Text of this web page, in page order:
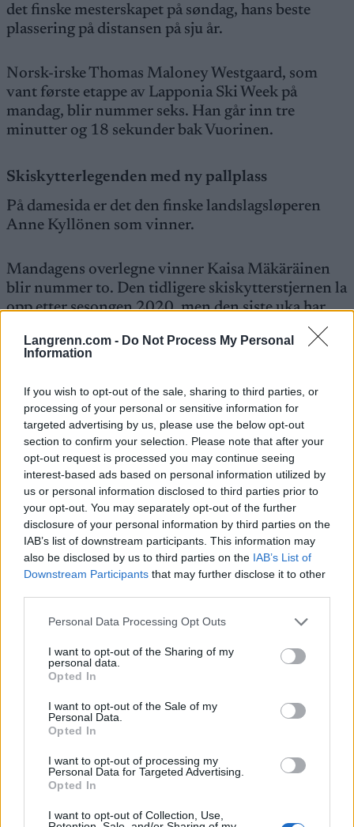
Langrenn.com - Do Not Process My Personal
Information
If you wish to opt-out of the sale, sharing to third parties, or
processing of your personal or sensitive information for
targeted advertising by us, please use the below opt-out
section to confirm your selection. Please note that after your
opt-out request is processed you may continue seeing
interest-based ads based on personal information utilized by
us or personal information disclosed to third parties prior to
your opt-out. You may separately opt-out of the further
disclosure of your personal information by third parties on the
IAB’s list of downstream participants. This information may
also be disclosed by us to third parties on the IAB’s List of
Downstream Participants that may further disclose it to other
Please note that this website/app uses one or more Google
not limited to your visit or usage behaviour. You may click to
grant or deny consent to Google and its third-party tags to
use your data for below specified purposes in below Google
consent section.
Personal Data Processing Opt Outs
I want to opt-out of the Sharing of my
personal data.
Opted In
I want to opt-out of the Sale of my
Personal Data.
Opted In
I want to opt-out of processing my
Personal Data for Targeted Advertising.
Opted In
I want to opt-out of Collection, Use,
det finske mesterskapet på søndag, hans beste
plassering på distansen på sju år.
Norsk-irske Thomas Maloney Westgaard, som
vant første etappe av Lapponia Ski Week på
mandag, blir nummer seks. Han går inn tre
minutter og 18 sekunder bak Vuorinen.
Skiskytterlegenden med ny pallplass
På damesida er det den finske landslagsløperen
Anne Kyllönen som vinner.
Mandagens overlegne vinner Kaisa Mäkäräinen
blir nummer to. Den tidligere skiskytterstjernen la
opp etter sesongen 2020, men den siste uka har
andreplass er hennes femte pallplass av fem
Se også:Skiskytterlegenden Kaisa Mäkäräinen
med comeback
Lapponia Ski Week 2025 resultater
Topp 3 kvinner, 50km fristil
1. Anne Kyllönen, Finland, 2:03:25.0
2. Kaisa Mäkäräinen, Finland, +2:51.0
3. Eveliina Toivanen, Finland, +9:04.0
Topp 3 menn, 50km fristil
1. Lauri Vuorinen, Finland, 1:51:43.0
2. Markus Vuorela, Team Mäenpää, +0.1
3. Miro Karppanen, Team Mäenpää, +1.0
Fredag 11. april avslutter Lapponia Ski Week med
tredje og siste etappe: 80 kilometer fristil fra